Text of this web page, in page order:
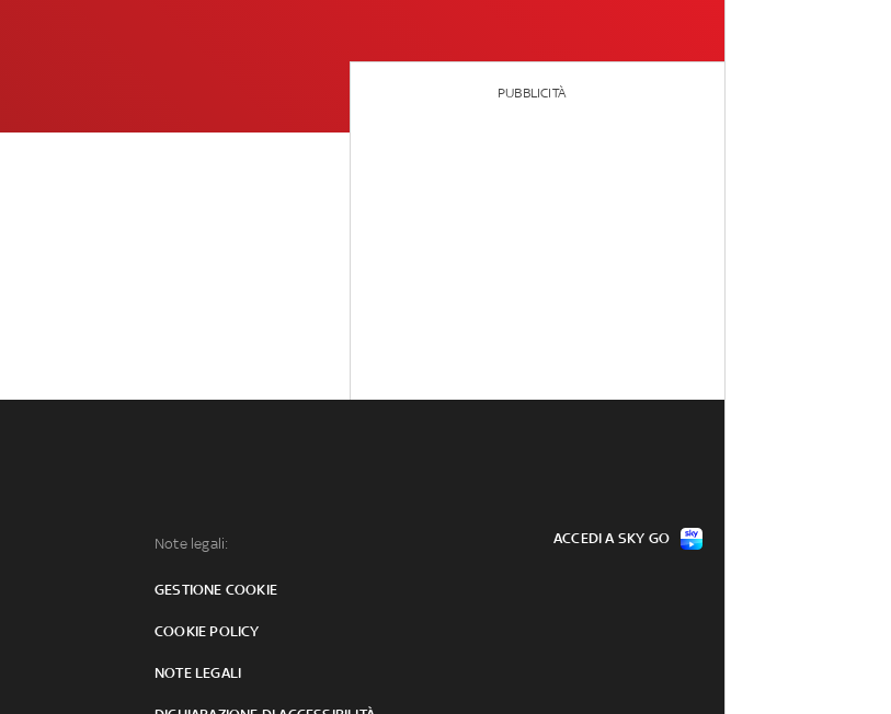
PUBBLICITÀ
Note legali:
GESTIONE COOKIE
COOKIE POLICY
NOTE LEGALI
ACCEDI A SKY GO